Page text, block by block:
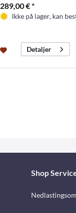
289,00 € *
Ikke på lager, kan
Detaljer
Shop